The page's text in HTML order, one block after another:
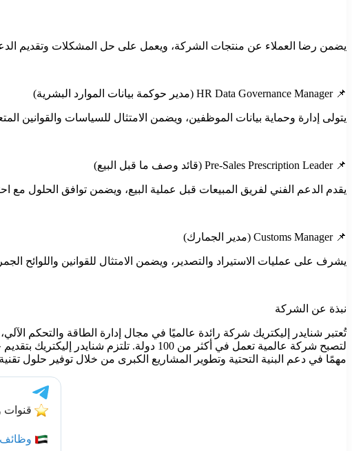
يضمن رضا العملاء عن منتجات الشركة، ويعمل على حل المشكلات وتقديم
📌 HR Data Governance Manager (مدير حوكمة بيانات الموارد البشرية)
يتولى إدارة وحماية بيانات الموظفين، ويضمن الامتثال للسياسات والقوانين
📌 Pre-Sales Prescription Leader (قائد وصف ما قبل البيع)
يقدم الدعم الفني لفريق المبيعات قبل عملية البيع، ويضمن توافق الحلول مع
📌 Customs Manager (مدير الجمارك)
يشرف على عمليات الاستيراد والتصدير، ويضمن الامتثال للقوانين واللوائح
نبذة عن الشركة
لتصبح شركة عالمية تعمل في أكثر من 100
مهمًا في دعم البنية التحتية وتطوير المشاريع الكبرى من خلال توفير حلول